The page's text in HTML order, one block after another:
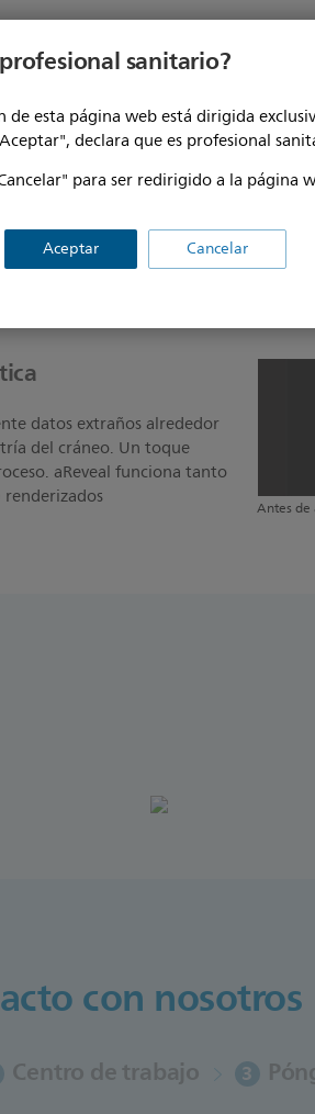
sanitario?
de esta página web está dirigida
declara que es profesional
para ser redirigido a la página
Aceptar Cancelar
feto
una visión clara y temprana de
de imagen avanzada 3D va más
y otras estructuras internas.
datos extraños alrededor
del cráneo. Un toque
aReveal funciona tanto
renderizados
Antes de
con nosotros
Centro de trabajo 3